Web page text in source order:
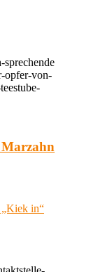
sprechende
opfer-von-
„Kiek in“